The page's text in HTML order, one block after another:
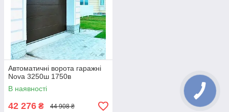
Автоматичні ворота гаражні
Nova 3250ш 1750в
В наявності
42 276 ₴ 44 908 ₴